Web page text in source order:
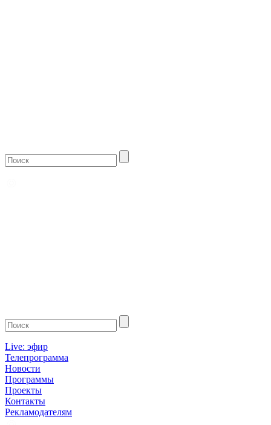
Live: эфир
Телепрограмма
Новости
Программы
Проекты
Контакты
Рекламодателям